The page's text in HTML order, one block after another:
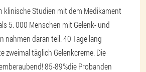
klinische Studien mit dem Medikament
5. 000 Menschen mit Gelenk- und
nahmen daran teil. 40 Tage lang
zweimal täglich Gelenkcreme. Die
85-89%die Probanden